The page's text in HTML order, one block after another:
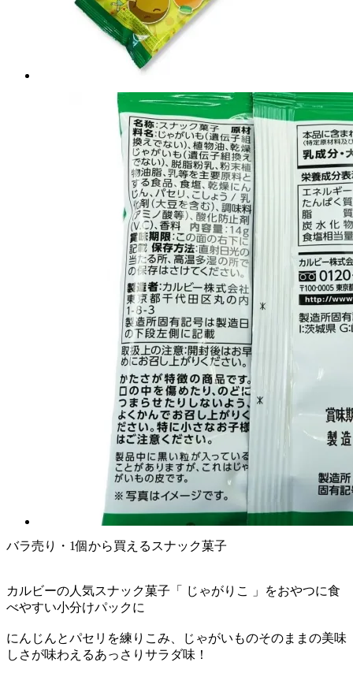
バラ売り・1個から買えるスナック菓子
カルビーの人気スナック菓子「 じゃがりこ 」をおやつに食
べやすい小分けパックに
にんじんとパセリを練りこみ、じゃがいものそのままの美味
しさが味わえるあっさりサラダ味！